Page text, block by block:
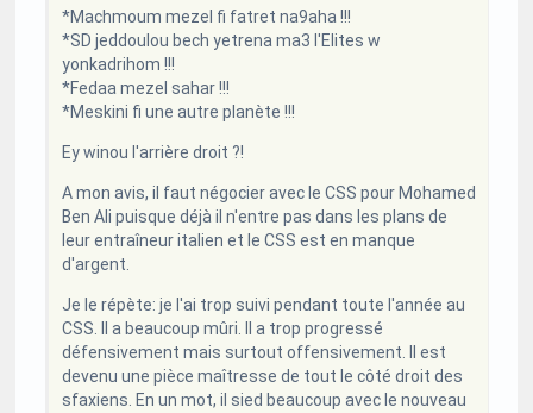
*Machmoum mezel fi fatret na9aha !!!
*SD jeddoulou bech yetrena ma3 l'Elites w
yonkadrihom !!!
*Fedaa mezel sahar !!!
*Meskini fi une autre planète !!!
Ey winou l'arrière droit ?!
A mon avis, il faut négocier avec le CSS pour Mohamed
Ben Ali puisque déjà il n'entre pas dans les plans de
leur entraîneur italien et le CSS est en manque
d'argent.
Je le répète: je l'ai trop suivi pendant toute l'année au
CSS. Il a beaucoup mûri. Il a trop progressé
défensivement mais surtout offensivement. Il est
devenu une pièce maîtresse de tout le côté droit des
sfaxiens. En un mot, il sied beaucoup avec le nouveau